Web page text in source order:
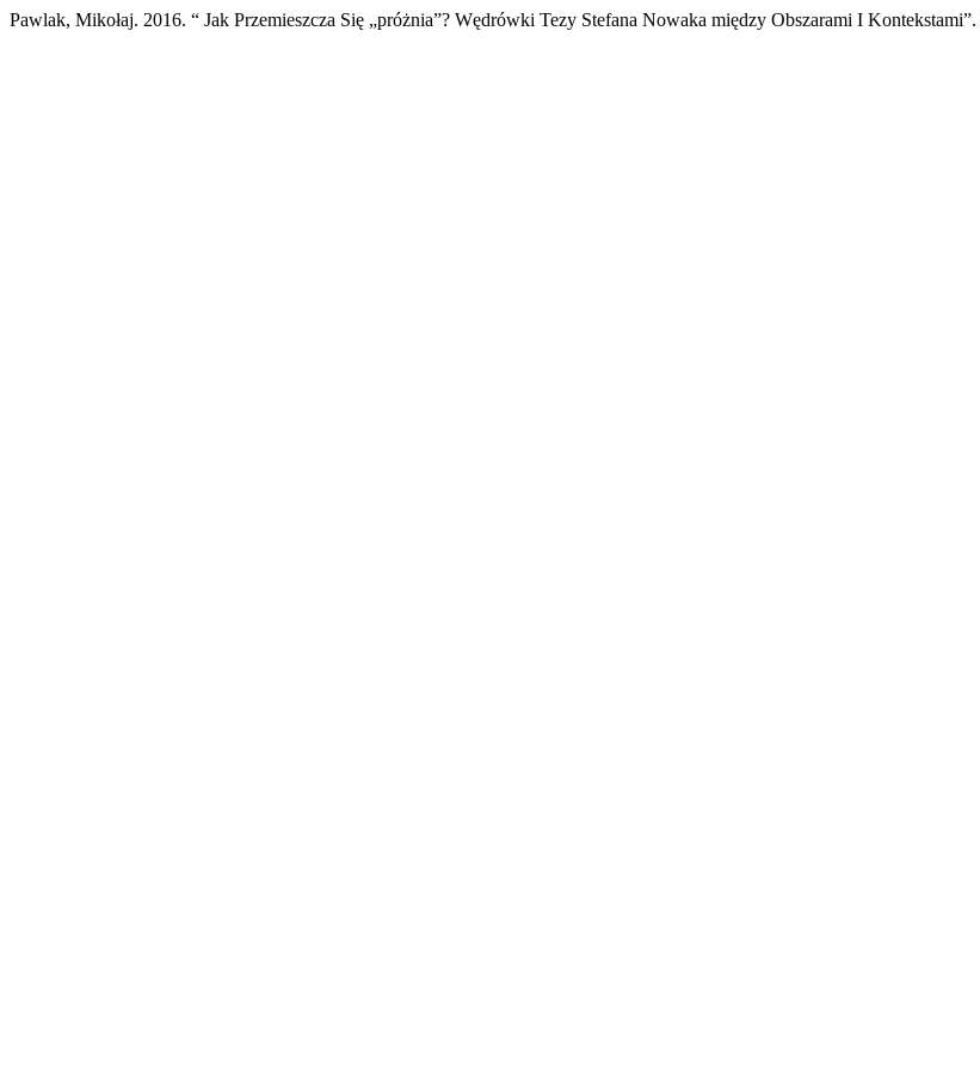
Pawlak, Mikołaj. 2016. “ Jak Przemieszcza Się „próżnia”? Wędrówki Tezy Stefana Nowaka między Obszarami I Kontekstami”.